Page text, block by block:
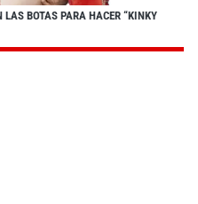
BOTAS PARA HACER “KINKY